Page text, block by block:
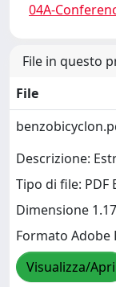
04A-
File in questo
File
Descrizione:
Tipo di file: PDF
Dimensione
Formato Adobe
Visualizza/Apri